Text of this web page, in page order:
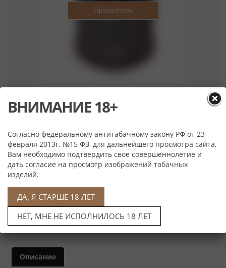
Цена: 10 000 руб
Выбрать
Описание
ВНИМАНИЕ 18+
Согласно федеральному антитабачному закону РФ от 23
февраля 2013г. №15 ФЗ, для дальнейшего просмотра сайта,
Вам необходимо подтвердить свое совершеннолетие и
дать согласие на просмотр изображений табачных
изделий.
ДА, Я СТАРШЕ 18 ЛЕТ
НЕТ, МНЕ НЕ ИСПОЛНИЛОСЬ 18 ЛЕТ